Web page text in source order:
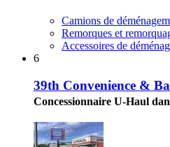
Camions de
Remorques et
Accessoires de
6
39th Convenience &
Concessionnaire U-Haul